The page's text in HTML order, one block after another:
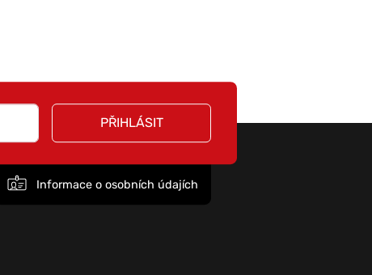
PŘIHLÁSIT
Informace o osobních údajích